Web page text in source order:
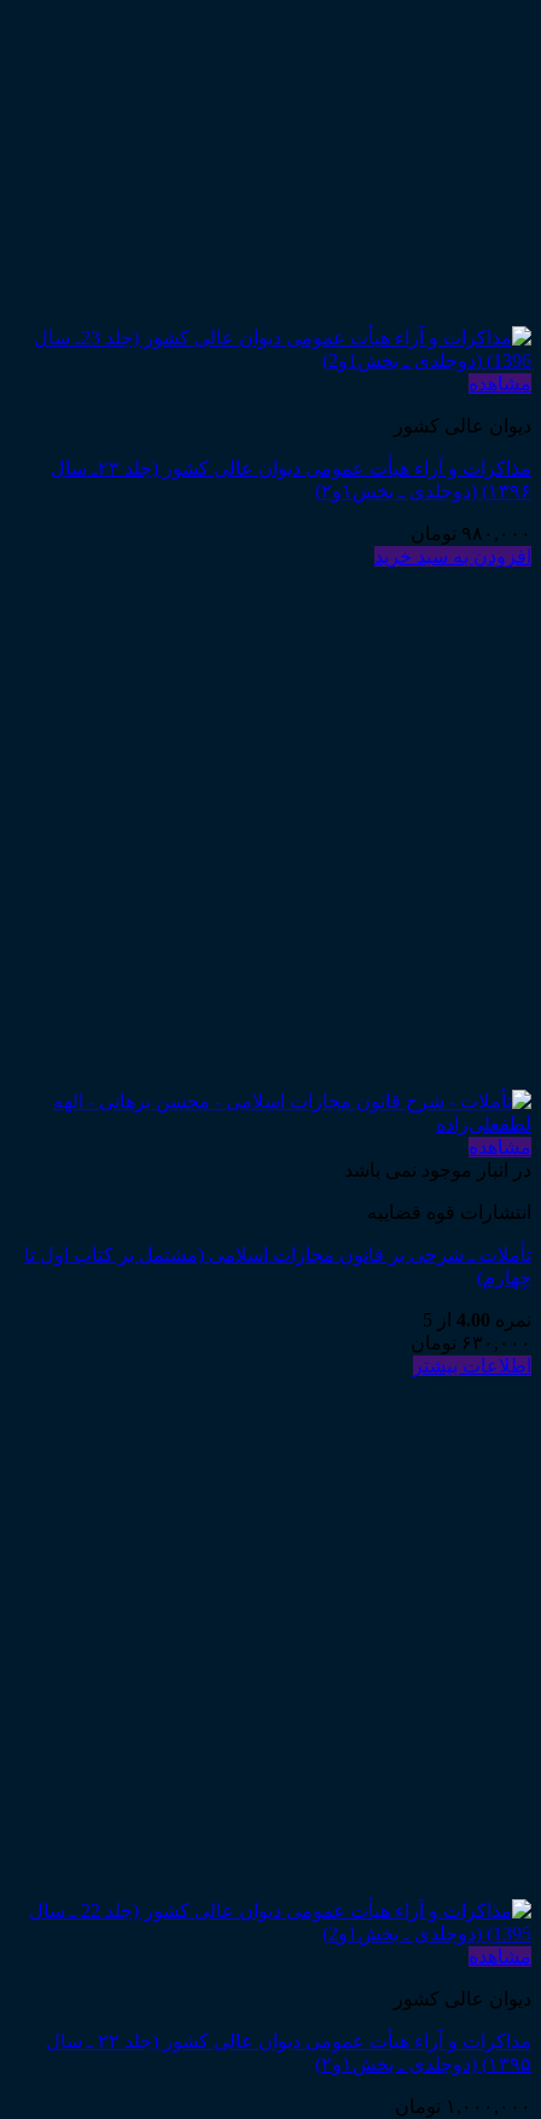
مشاهده
دیوان عالی کشور
مذاکرات و آراء هیأت عمومی دیوان عالی کشور (جلد ۲۳ـ سال
۱۳۹۶) (دوجلدی ـ بخش۱و۲)
۹۸۰,۰۰۰ تومان
افزودن به سبد خرید
مشاهده
در انبار موجود نمی باشد
انتشارات قوه قضاییه
تأملات ـ شرحی بر قانون مجازات اسلامی (مشتمل بر کتاب اول تا
چهارم)
نمره 4.00 از 5
۶۳۰,۰۰۰ تومان
اطلاعات بیشتر
مشاهده
دیوان عالی کشور
مذاکرات و آراء هیأت عمومی دیوان عالی کشور (جلد ۲۲ ـ سال
۱۳۹۵) (دوجلدی ـ بخش۱و۲)
۱,۰۰۰,۰۰۰ تومان